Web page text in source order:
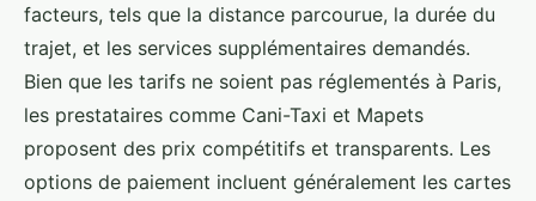
facteurs, tels que la distance parcourue, la durée du
trajet, et les services supplémentaires demandés.
Bien que les tarifs ne soient pas réglementés à Paris,
les prestataires comme Cani-Taxi et Mapets
proposent des prix compétitifs et transparents. Les
options de paiement incluent généralement les cartes